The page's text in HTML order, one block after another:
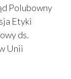
Polubowny
Etyki
ds.
Unii